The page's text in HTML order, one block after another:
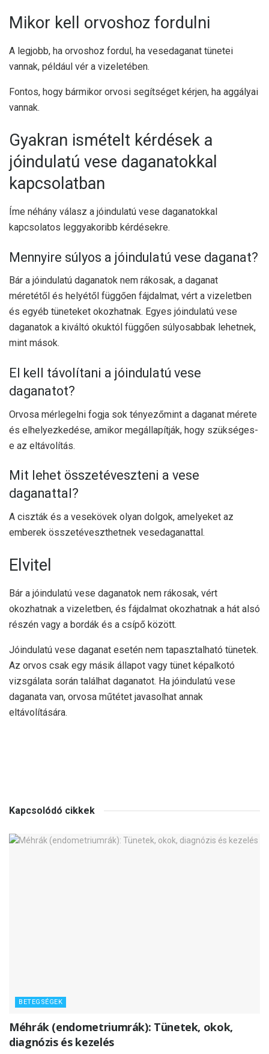
Mikor kell orvoshoz fordulni
A legjobb, ha orvoshoz fordul, ha vesedaganat tünetei
vannak, például vér a vizeletében.
Fontos, hogy bármikor orvosi segítséget kérjen, ha aggályai
vannak.
Gyakran ismételt kérdések a
jóindulatú vese daganatokkal
kapcsolatban
Íme néhány válasz a jóindulatú vese daganatokkal
kapcsolatos leggyakoribb kérdésekre.
Mennyire súlyos a jóindulatú vese daganat?
Bár a jóindulatú daganatok nem rákosak, a daganat
méretétől és helyétől függően fájdalmat, vért a vizeletben
és egyéb tüneteket okozhatnak. Egyes jóindulatú vese
daganatok a kiváltó okuktól függően súlyosabbak lehetnek,
mint mások.
El kell távolítani a jóindulatú vese
daganatot?
Orvosa mérlegelni fogja sok tényezőmint a daganat mérete
és elhelyezkedése, amikor megállapítják, hogy szükséges-
e az eltávolítás.
Mit lehet összetéveszteni a vese
daganattal?
A ciszták és a vesekövek olyan dolgok, amelyeket az
emberek összetéveszthetnek vesedaganattal.
Elvitel
Bár a jóindulatú vese daganatok nem rákosak, vért
okozhatnak a vizeletben, és fájdalmat okozhatnak a hát alsó
részén vagy a bordák és a csípő között.
Jóindulatú vese daganat esetén nem tapasztalható tünetek.
Az orvos csak egy másik állapot vagy tünet képalkotó
vizsgálata során találhat daganatot. Ha jóindulatú vese
daganata van, orvosa műtétet javasolhat annak
eltávolítására.
Kapcsolódó cikkek
BETEGSÉGEK
Méhrák (endometriumrák): Tünetek, okok,
diagnózis és kezelés